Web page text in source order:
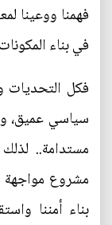
فهمنا ووعينا
في بناء
فكل التحديات
سياسي عميق،
مستدامة..
مشروع مواجهة
بناء أمننا